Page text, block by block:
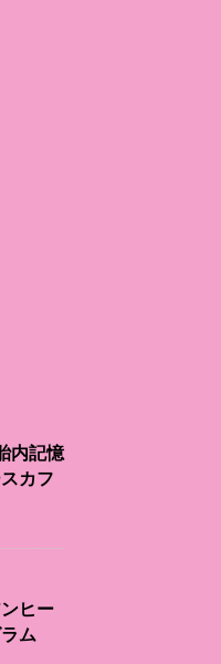
内記憶
カフ
ヒー
ム